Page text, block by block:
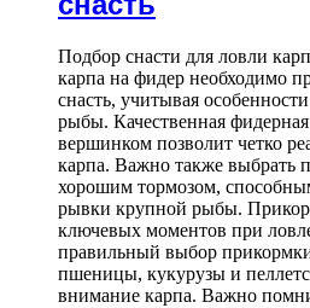
Подбор снасти для ловли
карпа на фидер необходимо
снасть, учитывая
рыбы. Качественная
вершинком позволит четко
карпа. Важно также выбрать
хорошим тормозом,
рывки крупной рыбы.
ключевых моментов при
правильный выбор
пшеницы, кукурузы и пеллетс
внимание карпа. Важно